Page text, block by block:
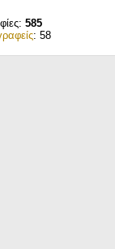
585
: 58